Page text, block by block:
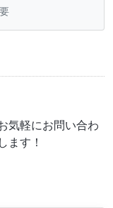
気軽にお問い合わ
ます！